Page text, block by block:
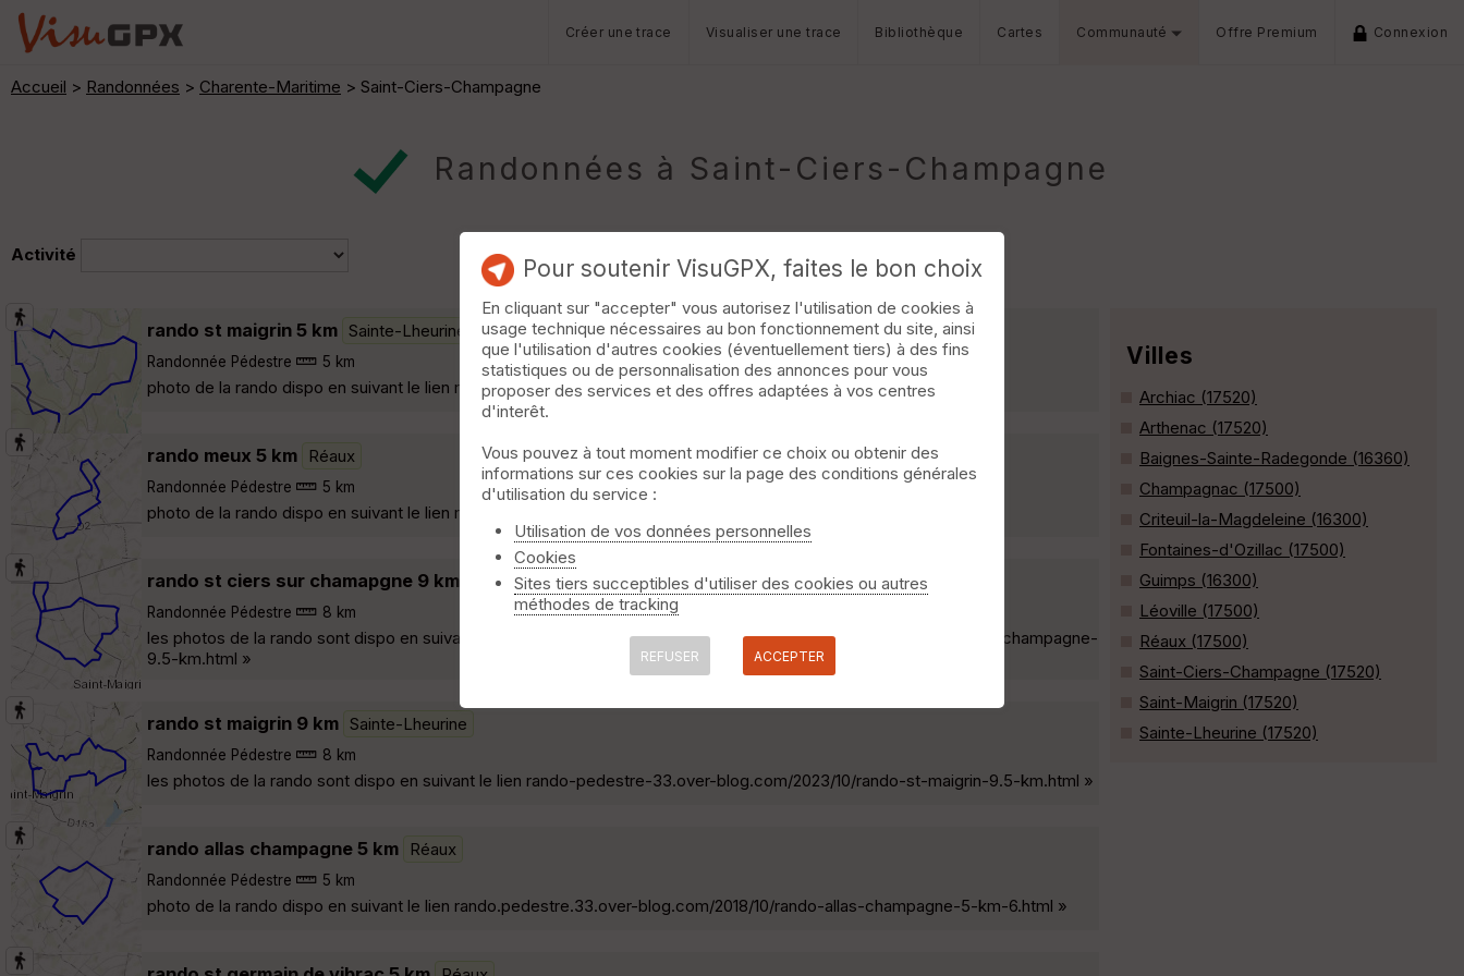
Créer une trace Visualiser une trace Bibliothèque Cartes Communauté Offre Premium Connexion
Accueil > Randonnées > Charente-Maritime > Saint-Ciers-Champagne
Randonnées à Saint-Ciers-Champagne
Activité
rando st maigrin 5 km Sainte-Lheurine
Randonnée Pédestre 5 km
photo de la rando dispo en suivant le lien rando.pedestre.33.over-blog.com/2018/08/rando-st-maigrin-7-km.html »
rando meux 5 km Réaux
Randonnée Pédestre 5 km
photo de la rando dispo en suivant le lien rando.pedestre.33.over-blog.com/2018/10/rando-meux-5-km.html »
rando st ciers sur chamapgne 9 km Sainte-Lheurine
Randonnée Pédestre 8 km
les photos de la rando sont dispo en suivant le lien rando-pedestre-33.over-blog.com/2023/10/rando-st-ciers-sur-champagne-
9.5-km.html »
rando st maigrin 9 km Sainte-Lheurine
Randonnée Pédestre 8 km
les photos de la rando sont dispo en suivant le lien rando-pedestre-33.over-blog.com/2023/10/rando-st-maigrin-9.5-km.html »
rando allas champagne 5 km Réaux
Randonnée Pédestre 5 km
photo de la rando dispo en suivant le lien rando.pedestre.33.over-blog.com/2018/10/rando-allas-champagne-5-km-6.html »
Villes
Archiac (17520)
Arthenac (17520)
Baignes-Sainte-Radegonde (16360)
Champagnac (17500)
Criteuil-la-Magdeleine (16300)
Fontaines-d'Ozillac (17500)
Guimps (16300)
Léoville (17500)
Réaux (17500)
Saint-Ciers-Champagne (17520)
Saint-Maigrin (17520)
Sainte-Lheurine (17520)
Pour soutenir VisuGPX, faites le bon choix
En cliquant sur "accepter" vous autorisez l'utilisation de cookies à
usage technique nécessaires au bon fonctionnement du site, ainsi
que l'utilisation d'autres cookies (éventuellement tiers) à des fins
statistiques ou de personnalisation des annonces pour vous
proposer des services et des offres adaptées à vos centres
d'interêt.
Vous pouvez à tout moment modifier ce choix ou obtenir des
informations sur ces cookies sur la page des conditions générales
d'utilisation du service :
Utilisation de vos données personnelles
Cookies
Sites tiers succeptibles d'utiliser des cookies ou autres
méthodes de tracking
REFUSER ACCEPTER